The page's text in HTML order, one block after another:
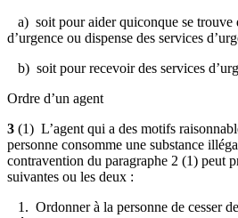
a) soit pour aider quiconque se trouve
d’urgence ou dispense des services
b) soit pour recevoir des services
Ordre d’un agent
3 (1) L’agent qui a des motifs
personne consomme une substance
contravention du paragraphe 2 (1) peut
suivantes ou les deux :
1. Ordonner à la personne de cesser